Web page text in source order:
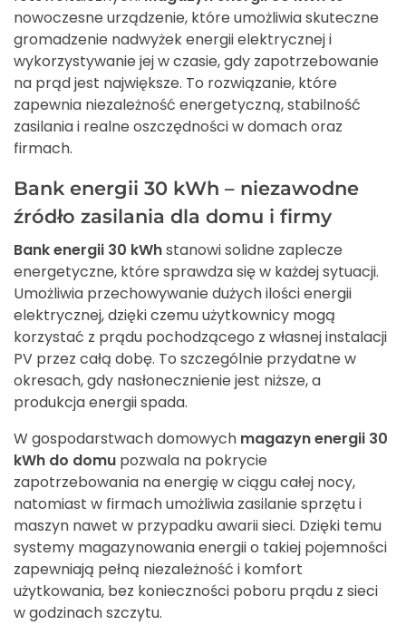
nowoczesne urządzenie, które umożliwia skuteczne
gromadzenie nadwyżek energii elektrycznej i
wykorzystywanie jej w czasie, gdy zapotrzebowanie
na prąd jest największe. To rozwiązanie, które
zapewnia niezależność energetyczną, stabilność
zasilania i realne oszczędności w domach oraz
firmach.
Bank energii 30 kWh – niezawodne
źródło zasilania dla domu i firmy
Bank energii 30 kWhstanowi solidne zaplecze
energetyczne, które sprawdza się w każdej sytuacji.
Umożliwia przechowywanie dużych ilości energii
elektrycznej, dzięki czemu użytkownicy mogą
korzystać z prądu pochodzącego z własnej instalacji
PV przez całą dobę. To szczególnie przydatne w
okresach, gdy nasłonecznienie jest niższe, a
produkcja energii spada.
W gospodarstwach domowych magazyn energii 30
kWh do domu pozwala na pokrycie
zapotrzebowania na energię w ciągu całej nocy,
natomiast w firmach umożliwia zasilanie sprzętu i
maszyn nawet w przypadku awarii sieci. Dzięki temu
systemy magazynowania energii o takiej pojemności
zapewniają pełną niezależność i komfort
użytkowania, bez konieczności poboru prądu z sieci
w godzinach szczytu.